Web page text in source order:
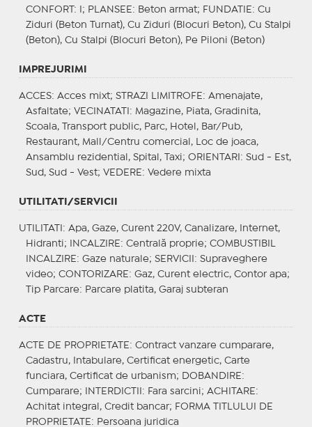
CONFORT : I; PLANSEE : Beton armat; FUNDATIE : Cu
Ziduri (Beton Turnat), Cu Ziduri (Blocuri Beton), Cu Stalpi
(Beton), Cu Stalpi (Blocuri Beton), Pe Piloni (Beton)
IMPREJURIMI
ACCES: Acces mixt; STRAZI LIMITROFE : Amenajate,
Asfaltate; VECINATATI : Magazine, Piata, Gradinita,
Scoala, Transport public, Parc, Hotel, Bar/Pub,
Restaurant, Mall/Centru comercial, Loc de joaca,
Ansamblu rezidential, Spital, Taxi; ORIENTARI : Sud - Est,
Sud, Sud - Vest; VEDERE : Vedere mixta
UTILITATI/SERVICII
UTILITATI : Apa, Gaze, Curent 220V, Canalizare, Internet,
Hidranti;
INCALZIRE : Centrală proprie; COMBUSTIBIL
INCALZIRE : Gaze naturale; SERVICII : Supraveghere
video; CONTORIZARE : Gaz, Curent electric, Contor apa;
Tip Parcare: Parcare platita, Garaj subteran
ACTE
ACTE DE PROPRIETATE : Contract vanzare cumparare,
Cadastru, Intabulare, Certificat energetic, Carte
funciara, Certificat de urbanism;
DOBANDIRE :
Cumparare;
INTERDICTII : Fara sarcini; ACHITARE :
Achitat integral, Credit bancar; FORMA TITLULUI DE
PROPRIETATE : Persoana juridica